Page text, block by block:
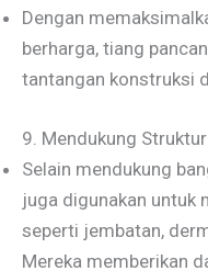
Dengan
berharga, tiang
tantangan konstruksi
9. Mendukung
Selain mendukung
juga digunakan untuk
seperti jembatan,
Mereka memberikan